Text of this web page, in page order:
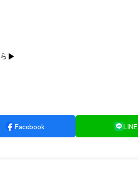
▶
Facebook LINE